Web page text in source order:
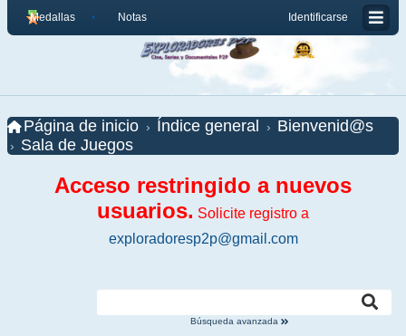
Identificarse
Medallas Notas
Página de inicio Índice general
Bienvenid@s
Sala de Juegos
Acceso restringido a nuevos
usuarios. Solicite registro a
exploradoresp2p@gmail.com
Búsqueda avanzada